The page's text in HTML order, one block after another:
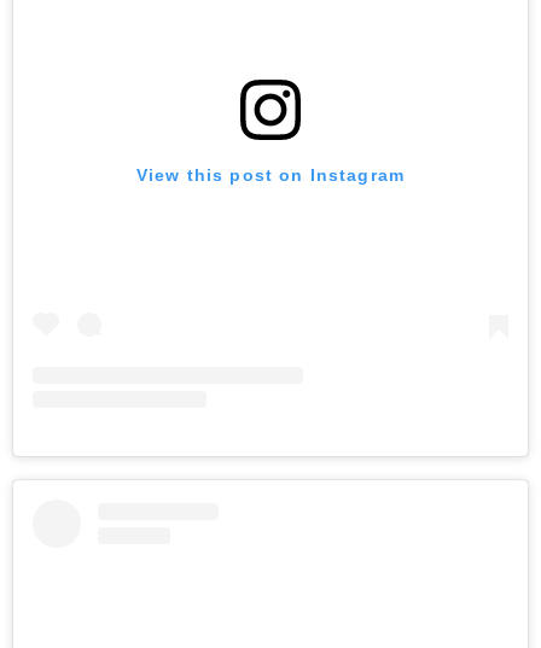
View this post on Instagram